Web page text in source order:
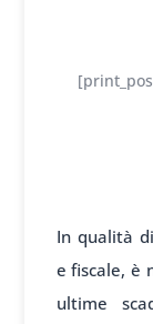
In qualità
e fiscale, è
ultime